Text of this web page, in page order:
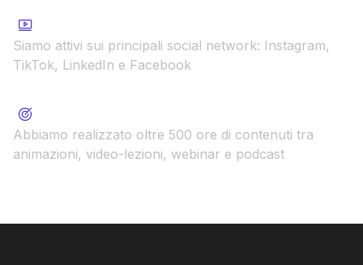
Siamo attivi sui principali social network: Instagram,
TikTok, LinkedIn e Facebook
Abbiamo realizzato oltre 500 ore di contenuti tra
animazioni, video-lezioni, webinar e podcast